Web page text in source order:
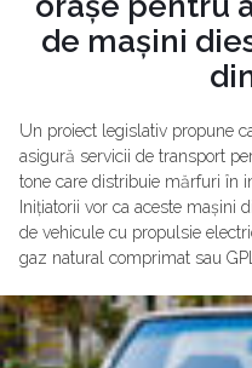
de mașini
Un proiect legislativ propune
asigură servicii de transport
tone care distribuie mărfuri în
Inițiatorii vor ca aceste mașini
de vehicule cu propulsie
gaz natural comprimat sau GPL.